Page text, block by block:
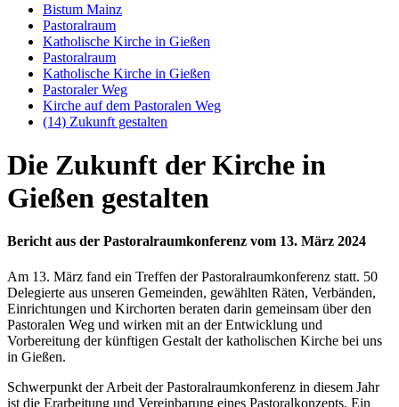
Bistum Mainz
Pastoralraum
Katholische Kirche in Gießen
Pastoralraum
Katholische Kirche in Gießen
Pastoraler Weg
Kirche auf dem Pastoralen Weg
(14) Zukunft gestalten
Die Zukunft der Kirche in
Gießen gestalten
Bericht aus der Pastoralraumkonferenz vom 13. März 2024
Am 13. März fand ein Treffen der Pastoralraumkonferenz statt. 50
Delegierte aus unseren Gemeinden, gewählten Räten, Verbänden,
Einrichtungen und Kirchorten beraten darin gemeinsam über den
Pastoralen Weg und wirken mit an der Entwicklung und
Vorbereitung der künftigen Gestalt der katholischen Kirche bei uns
in Gießen.
Schwerpunkt der Arbeit der Pastoralraumkonferenz in diesem Jahr
ist die Erarbeitung und Vereinbarung eines Pastoralkonzepts. Ein